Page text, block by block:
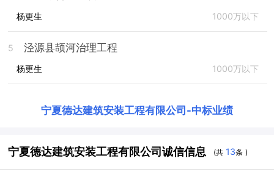
杨更生 1000万以下
5 泾源县颉河治理工程
杨更生 1000万以下
宁夏德达建筑安装工程有限公司 -中标业绩
宁夏德达建筑安装工程有限公司诚信信息 (共 13条 )